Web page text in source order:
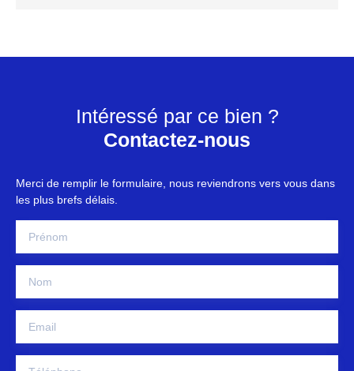
Intéressé par ce bien ?
Contactez-nous
Merci de remplir le formulaire, nous reviendrons vers vous dans
les plus brefs délais.
Prénom
Nom
Email